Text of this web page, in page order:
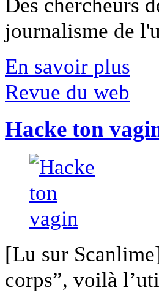
journalisme de
En savoir plus
Revue du web
Hacke ton
[Lu sur
corps”, voilà